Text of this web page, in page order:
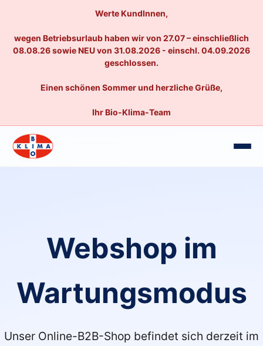
Werte KundInnen,
wegen Betriebsurlaub haben wir von 27.07 – einschließlich
08.08.26 sowie NEU von 31.08.2026 - einschl. 04.09.2026
geschlossen.
Einen schönen Sommer und herzliche Grüße,
Ihr Bio-Klima-Team
Webshop im
Wartungsmodus
Unser Online-B2B-Shop befindet sich derzeit im